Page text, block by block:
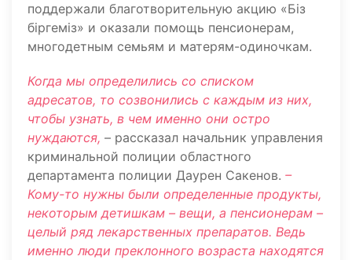
поддержали благотворительную акцию «Бiз
бiргемiз» и оказали помощь пенсионерам,
многодетным семьям и матерям-одиночкам.
Когда мы определились со списком
адресатов, то созвонились с каждым из них,
чтобы узнать, в чем именно они остро
нуждаются, – рассказал начальник управления
криминальной полиции областного
департамента полиции Даурен Сакенов. –
Кому-то нужны были определенные продукты,
некоторым детишкам – вещи, а пенсионерам –
целый ряд лекарственных препаратов. Ведь
именно люди преклонного возраста находятся